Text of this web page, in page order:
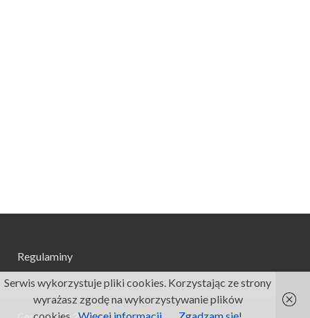
Regulaminy
Serwis wykorzystuje pliki cookies. Korzystając ze strony
wyrażasz zgodę na wykorzystywanie plików